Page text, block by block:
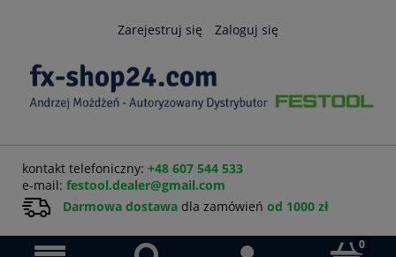
Zarejestruj się Zaloguj się
kontakt telefoniczny: +48 607 544 533
e-mail: festool.dealer@gmail.com
Darmowa dostawa dla zamówień od 1000 zł